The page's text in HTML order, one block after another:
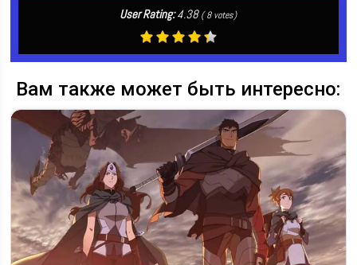
User Rating:4.38 (8votes)
Вам также может быть интересно: